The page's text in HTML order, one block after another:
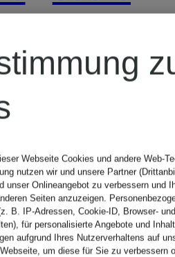
Webseite Cookies und andere Web-
nutzen wir und unsere Partner
unser Onlineangebot zu verbessern und
Seiten anzuzeigen.
B. IP-Adressen, Cookie-ID, Browser-
für personalisierte Angebote und
aufgrund Ihres Nutzerverhaltens auf
um diese für Sie zu verbessern